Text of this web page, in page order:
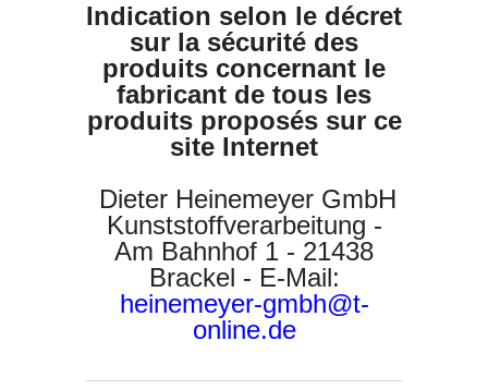
Indication selon le décret
sur la sécurité des
produits concernant le
fabricant de tous les
produits proposés sur ce
site Internet
Dieter Heinemeyer GmbH
Kunststoffverarbeitung -
Am Bahnhof 1 - 21438
Brackel - E-Mail:
heinemeyer-gmbh@t-
online.de